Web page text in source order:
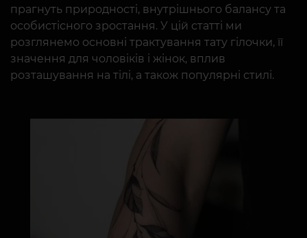
прагнуть природності, внутрішнього балансу та
особистісного зростання. У цій статті ми
розглянемо основні трактування тату гілочки, її
значення для чоловіків і жінок, вплив
розташування на тілі, а також популярні стилі.